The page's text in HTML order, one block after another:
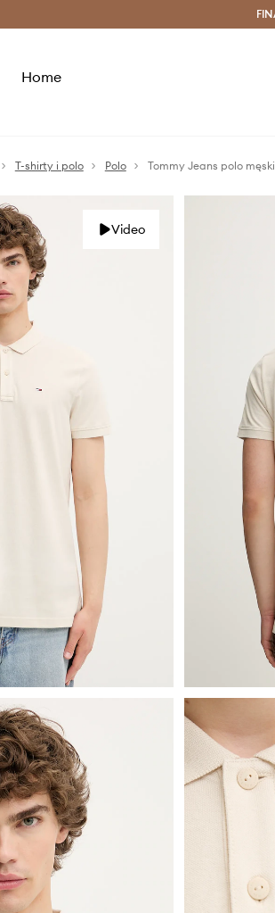
Oszczędzaj z
Home
T-shirty i polo Polo Tommy Jeans polo
Video